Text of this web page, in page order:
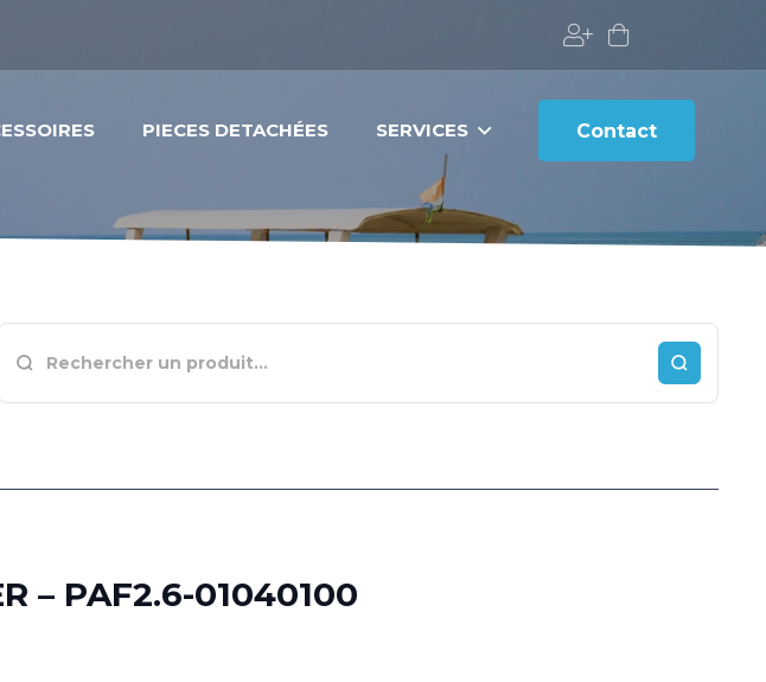
PIECES DETACHÉES SERVICES Contact
– PAF2.6-01040100